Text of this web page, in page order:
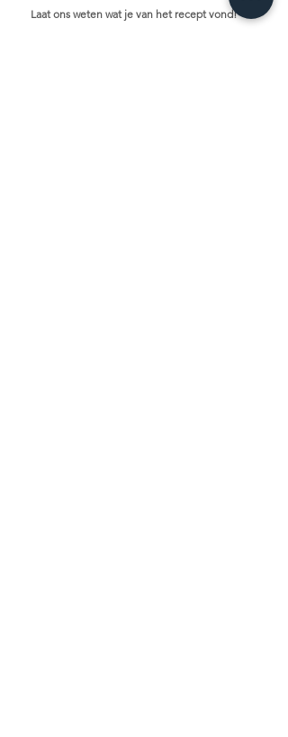
Laat ons weten wat je van het recept vond!